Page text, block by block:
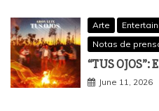
Arte
Notas de
“TUS OJOS”:
June 11, 2026